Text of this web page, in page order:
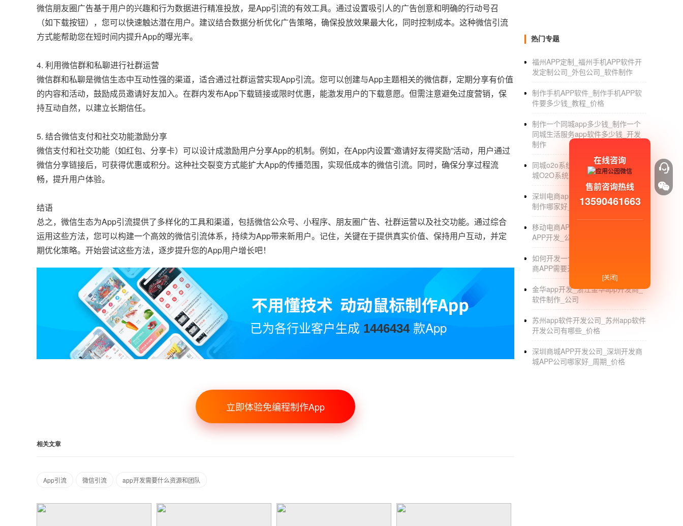
微信朋友圈广告基于用户的兴趣和行为数据进行精准投放，是App引流的有效工具。通过设置吸引人的广告创意和明确的行动号召
（如下载按钮），您可以快速触达潜在用户。建议结合数据分析优化广告策略，确保投放效果最大化，同时控制成本。这种微信引流
方式能帮助您在短时间内提升App的曝光率。
4. 利用微信群和私聊进行社群运营
微信群和私聊是微信生态中互动性强的渠道，适合通过社群运营实现App引流。您可以创建与App主题相关的微信群，定期分享有价值
的内容和活动，鼓励成员邀请好友加入。在群内发布App下载链接或限时优惠，能激发用户的下载意愿。但需注意避免过度营销，保
持互动自然，以建立长期信任。
5. 结合微信支付和社交功能激励分享
微信支付和社交功能（如红包、分享卡）可以设计成激励用户分享App的机制。例如，在App内设置“邀请好友得奖励”活动，用户通过
微信分享链接后，可获得优惠或积分。这种社交裂变方式能扩大App的传播范围，实现低成本的微信引流。同时，确保分享过程流
畅，提升用户体验。
结语
总之，微信生态为App引流提供了多样化的工具和渠道，包括微信公众号、小程序、朋友圈广告、社群运营以及社交功能。通过综合
运用这些方法，您可以构建一个高效的微信引流体系，持续为App带来新用户。记住，关键在于提供真实价值、保持用户互动，并定
期优化策略。开始尝试这些方法，逐步提升您的App用户增长吧！
已为各行业客户生成 1446434款App
立即体验免编程制作App
相关文章
App引流 微信引流 app开发需要什么资源和团队
热门专题
福州APP定制_福州手机APP软件开
发定制公司_外包公司_软件制作
制作手机APP软件_制作手机APP软
件要多少钱_教程_价格
制作一个同城app多少钱_制作一个
同城生活服务app软件多少钱_开发
制作
同城o2o系统 APP开发_开发一个同
城O2O系统需要多少钱
深圳电商app制作_深圳电商app开发
制作哪家好_公司
移动电商APP开发_移动互联网电商
APP开发_公司
如何开发一个移动电商APP_移动电
商APP需要开发哪些功能
金华app开发_浙江金华app开发商_
软件制作_公司
苏州app软件开发公司_苏州app软件
开发公司有哪些_价格
深圳商城APP开发公司_深圳开发商
城APP公司哪家好_周期_价格
在线咨询
售前咨询热线
13590461663
[关闭]